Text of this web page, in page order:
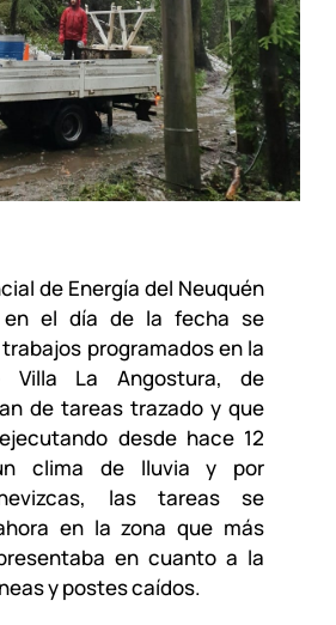
de Energía del Neuquén
en el día de la fecha se
programados en la
Villa La Angostura, de
de tareas trazado y que
desde hace 12
clima de lluvia y por
las tareas se
en la zona que más
en cuanto a la
y postes caídos.